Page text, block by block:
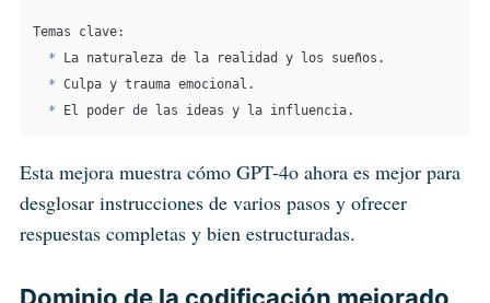
  *
  *
  *
El poder de las ideas y la influencia.
Esta mejora muestra cómo GPT-4o ahora es mejor para
desglosar instrucciones de varios pasos y ofrecer
respuestas completas y bien estructuradas.